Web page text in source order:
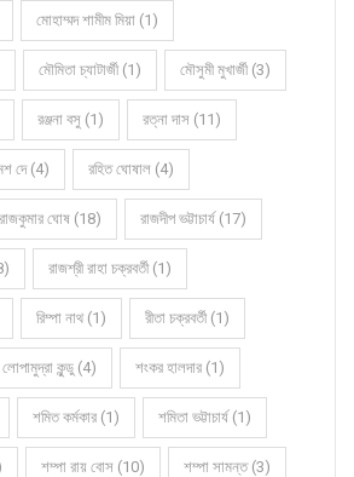
মোহাম্মদ শামীম মিয়া (1)
মৌমিতা চ্যাটার্জী (1) মৌসুমী মুখার্জী (3)
রঞ্জনা বসু (1) রত্না দাস (11)
দে (4) রহিত ঘোষাল (4)
রাজকুমার ঘোষ (18) রাজদীপ ভট্টাচার্য (17)
রাজশ্রী রাহা চক্রবর্তী (1)
রিম্পা নাথ (1) রীতা চক্রবর্তী (1)
লোপামুদ্রা কুন্ডু (4) শংকর হালদার (1)
শমিত কর্মকার (1) শমিতা ভট্টাচার্য (1)
শম্পা রায় বোস (10) শম্পা সামন্ত (3)